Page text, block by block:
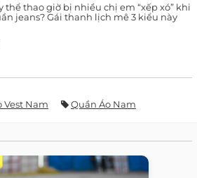
thể thao giờ bị nhiều chị em “xếp xó” khi
jeans? Gái thanh lịch mê 3 kiểu này
Vest Nam Quần Áo Nam